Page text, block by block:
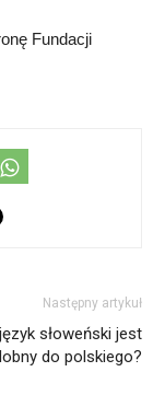
Fundacji
Następny artykuł
słoweński jest
do polskiego?